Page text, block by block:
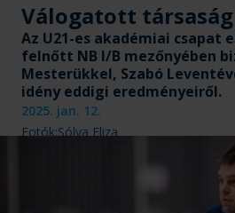
Válogatott társaság
Az U21-es akadémiai csapat
felnőtt NB I/B mezőnyében
Mesterükkel, Szabó
idény eddigi eredményeiről.
2025. jan. 12.
Fotók:Sólya Eliza